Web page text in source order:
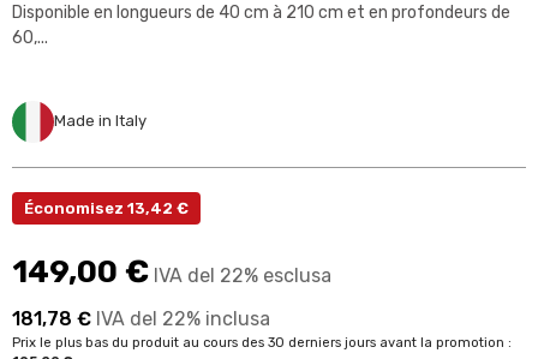
Disponible en longueurs de 40 cm à 210 cm et en profondeurs de
60,...
Made in Italy
Économisez 13,42 €
149,00 € IVA del 22% esclusa
181,78 € IVA del 22% inclusa
Prix le plus bas du produit au cours des 30 derniers jours avant la promotion :